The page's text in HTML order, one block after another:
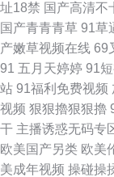
址18禁 国产高清不
国产青青青草 91草
产嫩草视频在线 69
91 五月天婷婷 91
站 91福利免费视频
视频 狠狠擼狠狠擼
干 主播诱惑无码专
欧美国产另类 欧美
美成年视频 操碰操